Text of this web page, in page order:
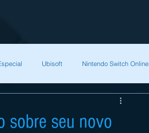
Ubisoft Nintendo Switch Online
sobre seu novo